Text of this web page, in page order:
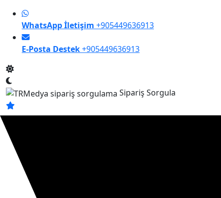
WhatsApp İletişim +905449636913
E-Posta Destek+905449636913
Sipariş Sorgula